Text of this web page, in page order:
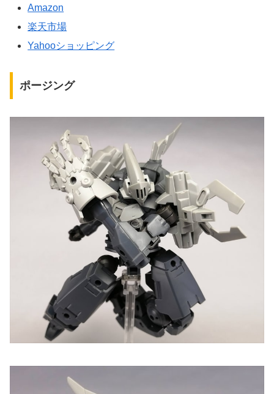
Amazon
楽天市場
Yahooショッピング
ポージング